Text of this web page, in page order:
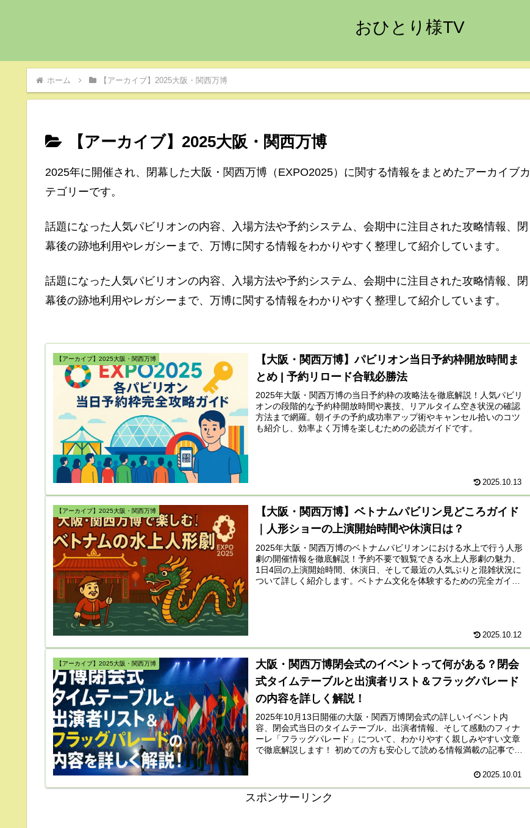
おひとり様TV
ホーム 【アーカイブ】2025大阪・関西万博
【アーカイブ】2025大阪・関西万博
2025年に開催され、閉幕した大阪・関西万博（EXPO2025）に関する情報をまとめたアーカイブカ
テゴリーです。
話題になった人気パビリオンの内容、入場方法や予約システム、会期中に注目された攻略情報、閉
幕後の跡地利用やレガシーまで、万博に関する情報をわかりやすく整理して紹介しています。
話題になった人気パビリオンの内容、入場方法や予約システム、会期中に注目された攻略情報、閉
幕後の跡地利用やレガシーまで、万博に関する情報をわかりやすく整理して紹介しています。
【アーカイブ】2025大阪・関西万博
【大阪・関西万博】パビリオン当日予約枠開放時間ま
とめ | 予約リロード合戦必勝法
2025年大阪・関西万博の当日予約枠の攻略法を徹底解説！人気パビリ
オンの段階的な予約枠開放時間や裏技、リアルタイム空き状況の確認
方法まで網羅。朝イチの予約成功率アップ術やキャンセル拾いのコツ
も紹介し、効率よく万博を楽しむための必読ガイドです。
2025.10.13
【アーカイブ】2025大阪・関西万博
【大阪・関西万博】ベトナムパビリン見どころガイド
｜人形ショーの上演開始時間や休演日は？
2025年大阪・関西万博のベトナムパビリオンにおける水上で行う人形
劇の開催情報を徹底解説！予約不要で観覧できる水上人形劇の魅力、
1日4回の上演開始時間、休演日、そして最近の人気ぶりと混雑状況に
ついて詳しく紹介します。ベトナム文化を体験するための完全ガイ
2025.10.12
【アーカイブ】2025大阪・関西万博
大阪・関西万博閉会式のイベントって何がある？閉会
式タイムテーブルと出演者リスト＆フラッグパレード
の内容を詳しく解説！
2025年10月13日開催の大阪・関西万博閉会式の詳しいイベント内
容、閉会式当日のタイムテーブル、出演者情報、そして感動のフィナ
ーレ「フラッグパレード」について、わかりやすく親しみやすい文章
で徹底解説します！ 初めての方も安心して読める情報満載の記事で
2025.10.01
スポンサーリンク